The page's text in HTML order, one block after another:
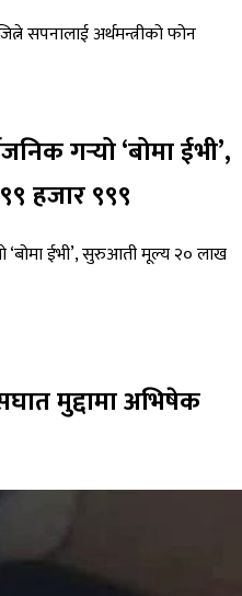
गर्‍यो ‘बोमा ईभी’,
हजार ९९९
मुद्दामा अभिषेक